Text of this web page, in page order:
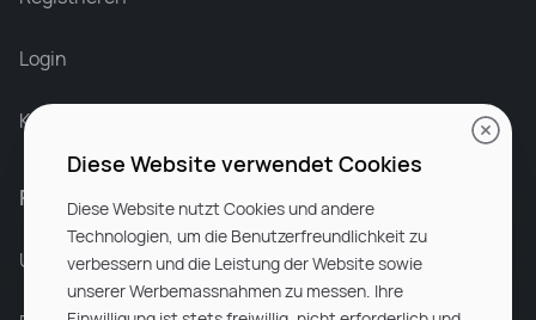
Login
Karriere bei Rocken
Für Unternehmen
Unsere Dienstleistungen
Diese Website verwendet Cookies
Diese Website nutzt Cookies und andere
Technologien, um die Benutzerfreundlichkeit zu
verbessern und die Leistung der Website sowie
unserer Werbemassnahmen zu messen. Ihre